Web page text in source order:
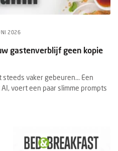
2026
gastenverblijf geen kopie
vaker gebeuren... Een
voert een paar slimme prompts